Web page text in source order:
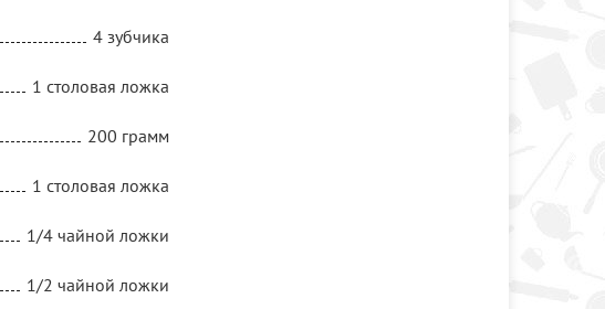
4 зубчика
1 столовая ложка
200 грамм
1 столовая ложка
1/4 чайной ложки
1/2 чайной ложки